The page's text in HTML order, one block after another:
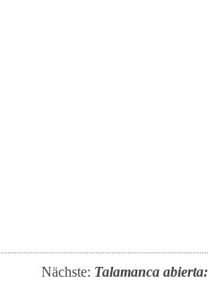
Nächste: Talamanca abierta: